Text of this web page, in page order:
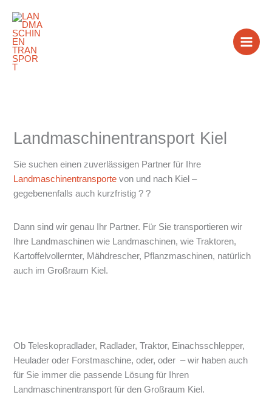
Inhalt
springen
Landmaschinentransport Kiel
Sie suchen einen zuverlässigen Partner für Ihre
Landmaschinentransporte von und nach Kiel –
gegebenenfalls auch kurzfristig ? ?
Dann sind wir genau Ihr Partner. Für Sie transportieren wir
Ihre Landmaschinen wie Landmaschinen, wie Traktoren,
Kartoffelvollernter, Mähdrescher, Pflanzmaschinen, natürlich
auch im Großraum Kiel.
Ob Teleskopradlader, Radlader, Traktor, Einachsschlepper,
Heulader oder Forstmaschine, oder, oder – wir haben auch
für Sie immer die passende Lösung für Ihren
Landmaschinentransport für den Großraum Kiel.